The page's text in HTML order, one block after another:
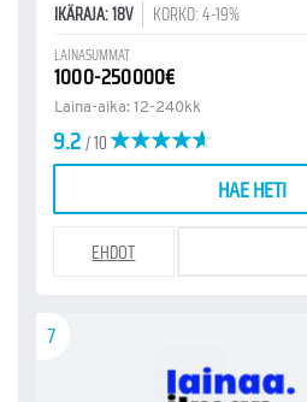
IKÄRAJA: 18V KORKO: 4-19%
LAINASUMMAT
1000-250000€
Laina-aika: 12-240kk
9.2/ 10
HAE HETI
EHDOT
7